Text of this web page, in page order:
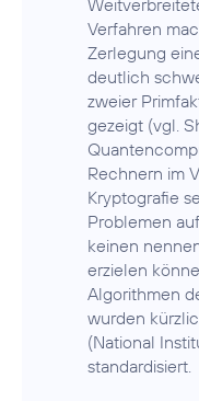
Verfahren
Zerlegung
deutlich
zweier
gezeigt (vgl.
Rechnern im
Kryptografie
Problemen
keinen
erzielen
Algorithmen
wurden
(National
standardisiert.